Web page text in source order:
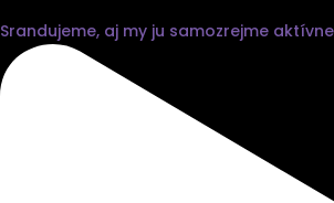
Srandujeme, aj my ju samozrejme